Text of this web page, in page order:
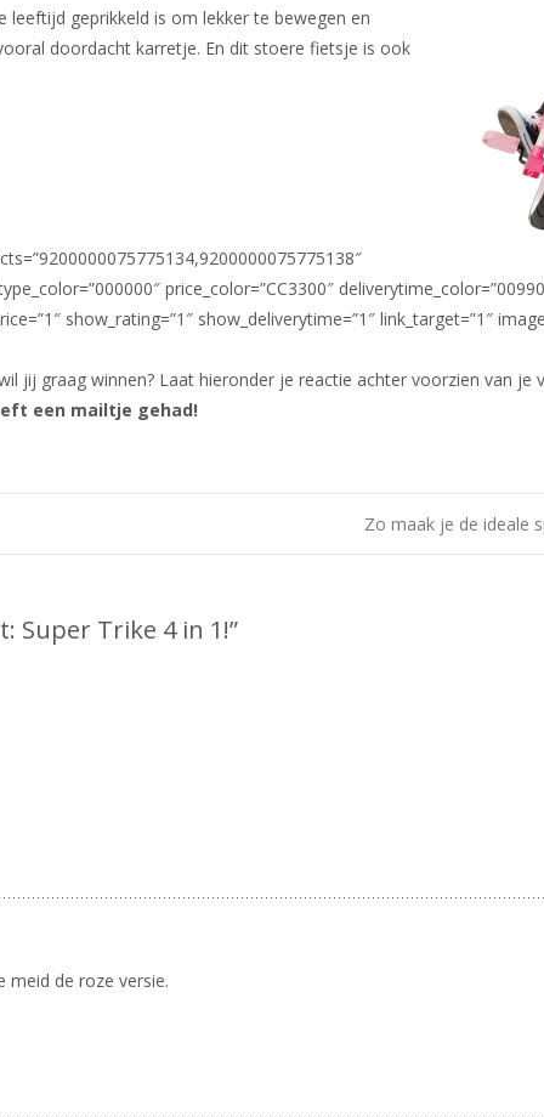
leeftijd geprikkeld is om lekker te bewegen en
doordacht karretje. En dit stoere fietsje is ook
price_color=”CC3300″
show_rating=”1″ show_deliverytime=”1″ link_target=”1″
jij graag winnen? Laat hieronder je reactie achter voorzien van je
een mailtje gehad!
Zo maak je de ideale
Super Trike 4 in 1!”
meid de roze versie.